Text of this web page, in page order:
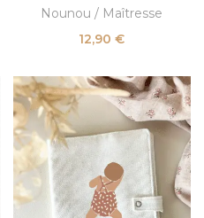
Nounou / Maîtresse
12,90€